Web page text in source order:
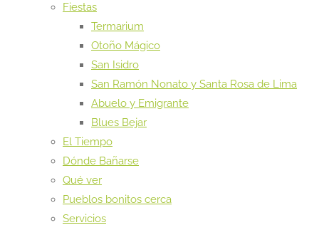
Fiestas
Termarium
Otoño Mágico
San Isidro
San Ramón Nonato y Santa Rosa de Lima
Abuelo y Emigrante
Blues Bejar
El Tiempo
Dónde Bañarse
Qué ver
Pueblos bonitos cerca
Servicios